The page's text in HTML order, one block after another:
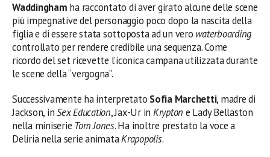
Waddingham ha raccontato di aver girato alcune delle scene
più impegnative del personaggio poco dopo la nascita della
figlia e di essere stata sottoposta ad un vero waterboarding
controllato per rendere credibile una sequenza. Come
ricordo del set ricevette l’iconica campana utilizzata durante
le scene della “vergogna”.
Successivamente ha interpretato Sofia Marchetti, madre di
Jackson, inSex Education, Jax-Ur in Krypton e Lady Bellaston
nella miniserie Tom Jones. Ha inoltre prestato la voce a
Deliria nella serie animataKrapopolis.